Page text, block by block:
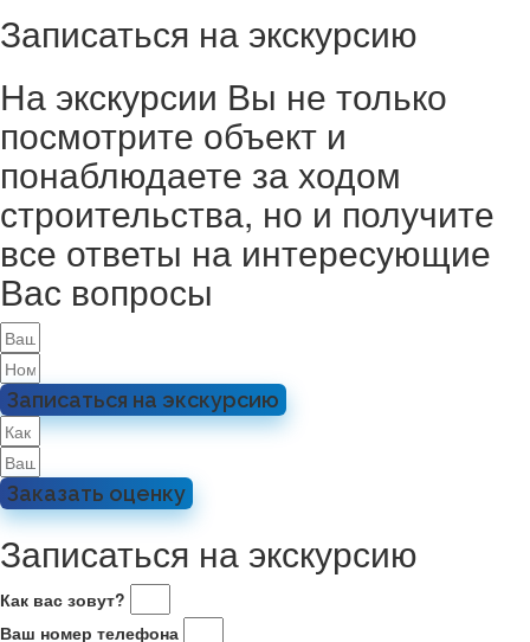
Записаться на экскурсию
На экскурсии Вы не только
посмотрите объект и
понаблюдаете за ходом
строительства, но и получите
все ответы на интересующие
Вас вопросы
Записаться на экскурсию
Заказать оценку
Записаться на экскурсию
Как вас зовут?
Ваш номер телефона